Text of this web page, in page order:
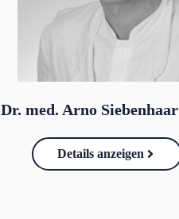
Dr. med. Arno Siebenhaar
Details anzeigen